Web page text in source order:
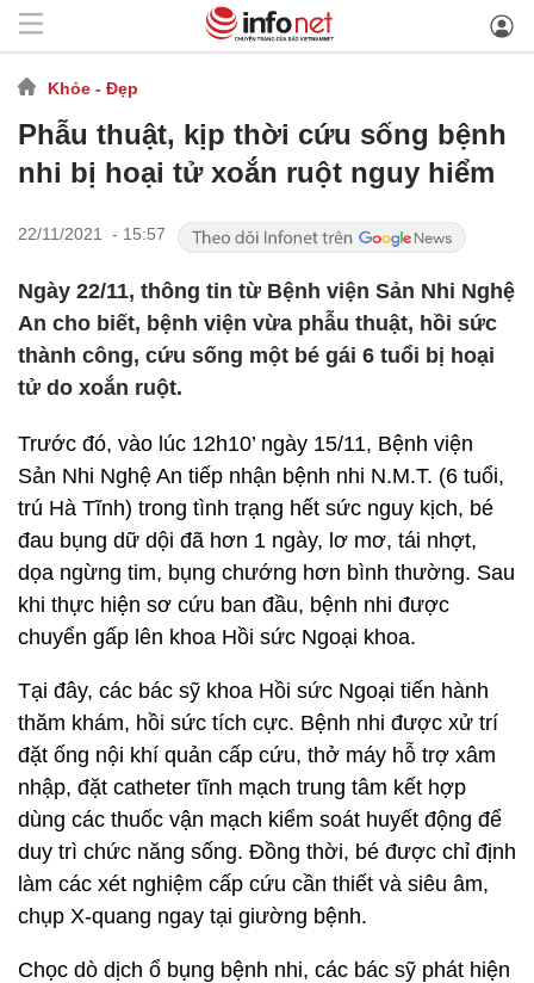
Khỏe - Đẹp
Phẫu thuật, kịp thời cứu sống bệnh
nhi bị hoại tử xoắn ruột nguy hiểm
22/11/2021 - 15:57
Ngày 22/11, thông tin từ Bệnh viện Sản Nhi Nghệ
An cho biết, bệnh viện vừa phẫu thuật, hồi sức
thành công, cứu sống một bé gái 6 tuổi bị hoại
tử do xoắn ruột.
Trước đó, vào lúc 12h10’ ngày 15/11, Bệnh viện
Sản Nhi Nghệ An tiếp nhận bệnh nhi N.M.T. (6 tuổi,
trú Hà Tĩnh) trong tình trạng hết sức nguy kịch, bé
đau bụng dữ dội đã hơn 1 ngày, lơ mơ, tái nhợt,
dọa ngừng tim, bụng chướng hơn bình thường. Sau
khi thực hiện sơ cứu ban đầu, bệnh nhi được
chuyển gấp lên khoa Hồi sức Ngoại khoa.
Tại đây, các bác sỹ khoa Hồi sức Ngoại tiến hành
thăm khám, hồi sức tích cực. Bệnh nhi được xử trí
đặt ống nội khí quản cấp cứu, thở máy hỗ trợ xâm
nhập, đặt catheter tĩnh mạch trung tâm kết hợp
dùng các thuốc vận mạch kiểm soát huyết động để
duy trì chức năng sống. Đồng thời, bé được chỉ định
làm các xét nghiệm cấp cứu cần thiết và siêu âm,
chụp X-quang ngay tại giường bệnh.
Chọc dò dịch ổ bụng bệnh nhi, các bác sỹ phát hiện